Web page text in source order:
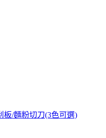
板/麵粉切刀(3色可選)